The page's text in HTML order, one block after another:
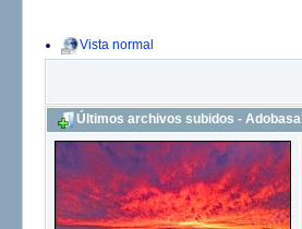
Vista normal
Últimos archivos subidos - Adobasal